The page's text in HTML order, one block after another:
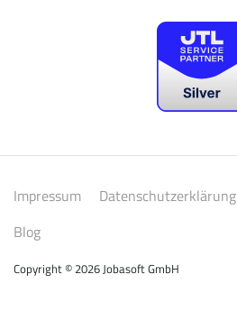
Copyright © 2026 Jobasoft GmbH
Impressum Datenschutzerklärung
Blog